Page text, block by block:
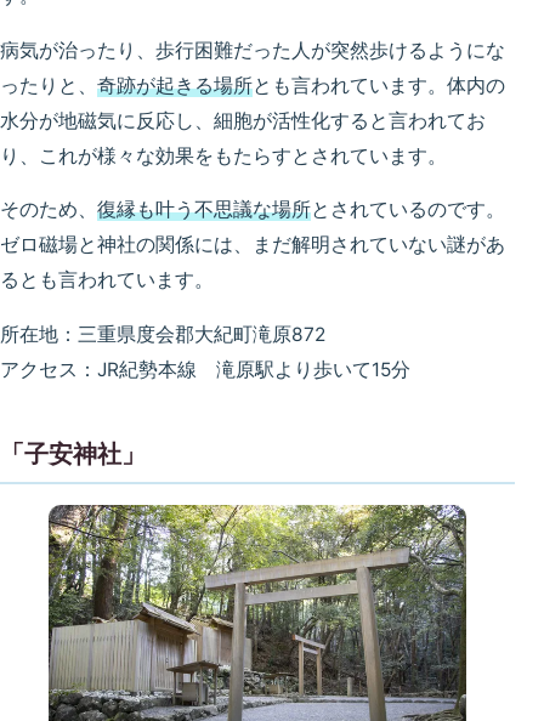
病気が治ったり、歩行困難だった人が突然歩けるようにな
ったりと、 奇跡が起きる場所とも言われています。体内の
水分が地磁気に反応し、細胞が活性化すると言われてお
り、これが様々な効果をもたらすとされています。
そのため、 復縁も叶う不思議な場所とされているのです。
ゼロ磁場と神社の関係には、まだ解明されていない謎があ
るとも言われています。
所在地：三重県度会郡大紀町滝原872
アクセス：JR紀勢本線 滝原駅より歩いて15分
「子安神社」